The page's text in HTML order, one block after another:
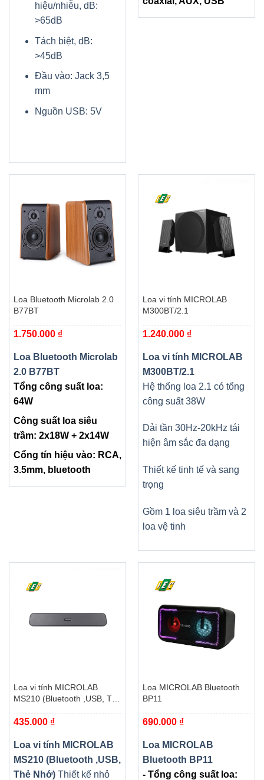
hiệu/nhiễu, dB:
>65dB
Tách biệt, dB:
>45dB
Đầu vào: Jack 3,5
mm
Nguồn USB: 5V
Loa Bluetooth Microlab 2.0
B77BT
1.750.000 ₫
Loa Bluetooth Microlab
2.0 B77BT
Tổng công suất loa:
64W
Công suất loa siêu
trầm: 2x18W + 2x14W
Cổng tín hiệu vào: RCA,
3.5mm, bluetooth
Loa vi tính MICROLAB
M300BT/2.1
1.240.000 ₫
Loa vi tính MICROLAB
M300BT/2.1
Hệ thống loa 2.1 có tổng
công suất 38W
Dải tần 30Hz-20kHz tái
hiện âm sắc đa dạng
Thiết kế tinh tế và sang
trọng
Gồm 1 loa siêu trầm và 2
loa vệ tinh
Loa vi tính MICROLAB
MS210 (Bluetooth ,USB, Thẻ
435.000 ₫
Loa vi tính MICROLAB
MS210 (Bluetooth ,USB,
Thẻ Nhớ)Thiết kế nhỏ
Loa MICROLAB Bluetooth
BP11
690.000 ₫
Loa MICROLAB
Bluetooth BP11
- Tổng công suất loa: